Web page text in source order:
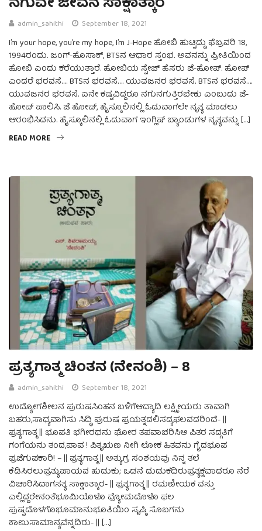
admin_sahithi September 18, 2021
I’m your hope, you’re my hope, I’m J-Hope ಹೋಬಿ ಹುಟ್ಟಿದ್ದು ಫೆಬ್ರವರಿ 18,
1994ರಂದು. ಜಂಗ್-ಹೊಸಾಕ್, BTSನ‌ ಆಧಾರ ಸ್ತಂಭ. ಅವನನ್ನು ಪ್ರೀತಿಯಿಂದ
ಹೋಬಿ ಎಂದು ಕರೆಯುತ್ತಾರೆ. ಹೋಬಿಯ ಸ್ಟೇಜ್ ಹೆಸರು ಜೆ-ಹೋಪ್. ಹೋಪ್
ಎಂದರೆ ಭರವಸೆ…. BTSನ ಭರವಸೆ…. ಯುವಜನರ ಭರವಸೆ. BTSನ ಭರವಸೆ….
ಯುವಜನರ ಭರವಸೆ. ಏನೇ ಕಷ್ಟವಿದ್ದರೂ ನಗುನಗುತ್ತಿರಬೇಕು ಎಂಬುದು ಜೆ-
ಹೋಪ್ ಪಾಲಿಸಿ. ಜೆ ಹೋಪ್, ಹೈಸ್ಕೂಲಿನಲ್ಲಿ ಓದುವಾಗಲೇ ನೃತ್ಯ ಮಾಡಲು
ಆರಂಭಿಸಿದನು. ಹೈಸ್ಕೂಲಿನಲ್ಲಿ ಓದುವಾಗ ಇಂಗ್ಲಿಷ್ ಬ್ಯಾಂಡುಗಳ ನೃತ್ಯವನ್ನು […]
READ MORE
ಪ್ರತ್ಯಗಾತ್ಮ ಚಿಂತನ (ನೇನಂಶಿ) – 8
admin_sahithi September 18, 2021
ಉದ್ಯೋಗಶೀಲನ ಪುರುಷಸಿಂಹನ ಬಳಿಗೆಆದ್ಯಾದಿ ಲಕ್ಷ್ಮೀಯರು ತಾವಾಗಿ
ಬಹರು,ಸಾಧ್ಯವಾಗಿಸು ಸಿದ್ಧಿ ಪುರುಷ ಪ್ರಯತ್ನದಲಿಸದ್ಯಫಲವದರಿಂದೆ- ||
ಪ್ರತ್ಯಗಾತ್ಮ || ಭೂಪತಿ ಭಗೀರಥನು ಘೋರ ತಪವಾಚರಿಸಿಆ ಪಿತರ ಸದ್ಗತಿಗೆ
ಗಂಗೆಯನು ತಂದ,ಪಾಪ ! ಪಿತೃಋಣ ನೀಗಿ ಲೋಕ ಹಿತವನು ಗೈದಭೂಪ
ಪ್ರಜೆಗುಪಕಾರಿ! – || ಪ್ರತ್ಯಗಾತ್ಮ || ಅತ್ಯುಗ್ರ ಸಂಶಯವು ನಿನ್ನ ತಲೆ
ಕೆಡಿಸಿರಲುಪ್ರತ್ಯುಪಾಯವ ಹುಡುಕು; ಒಡನೆ ದುಡುಕದಿರುಪ್ರತ್ಯಕ್ಷವಾದರೂ ನೆರೆ
ವಿಚಾರಿಸಿದಾಗಸತ್ಯ ಸಾಕ್ಷಾತ್ಕಾರ- || ಪ್ರತ್ಯಗಾತ್ಮ || ರಮಣೀಯಕ ವಸ್ತು
ಎಲ್ಲಿದ್ದರೇನಂತೆಭೂಮಿಯೊಳೊ ವ್ಯೋಮದೊಳೊ ಫಲ
ಪುಷ್ಪದೊಳಗೊಭೂಮಾನುಭೂತಿಯಿಂ ಸೃಷ್ಠಿ ಸೊಬಗನು
ಕಾಣುಸಾಮಾನ್ಯವೆನ್ನದಿರು- || […]